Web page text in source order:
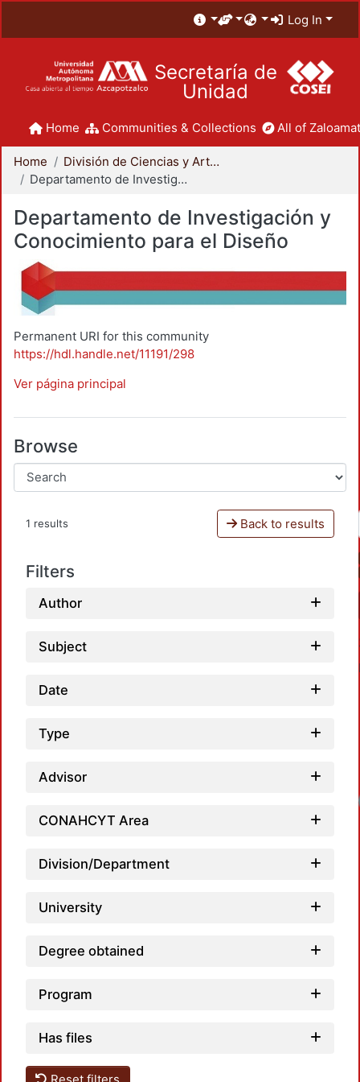
Log In
Secretaría de
Unidad
Home Communities & Collections All of
Home
División de Ciencias y Artes para el Diseño
Departamento de Investigación y Conocimiento para el Diseño
Departamento de Investigación y
Conocimiento para el Diseño
Permanent URI for this community
https://hdl.handle.net/11191/298
Ver página principal
Browse
1 results Back to results
Filters
Author
Subject
Date
Type
Advisor
CONAHCYT Area
Division/Department
University
Degree obtained
Program
Has files